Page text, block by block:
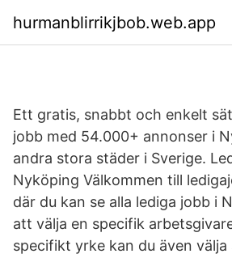
hurmanblirrikjbob.web.app
Ett gratis, snabbt och enkelt
jobb med 54.000+ annonser i
andra stora städer i Sverige.
Nyköping Välkommen till
där du kan se alla lediga jobb i
att välja en specifik
specifikt yrke kan du även välja